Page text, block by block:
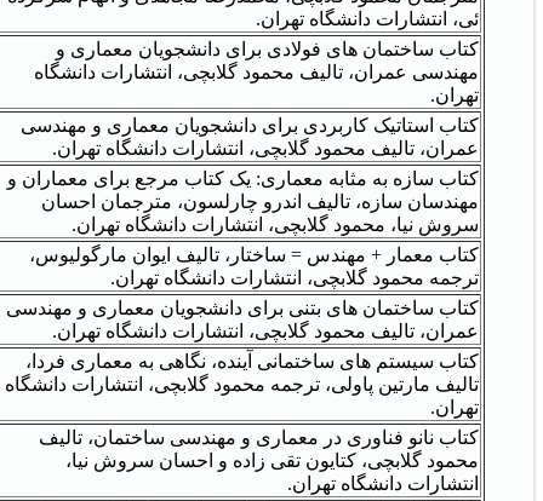
ئی، انتشارات دانشگاه تهران.
کتاب ساختمان های فولادی برای دانشجویان معماری و
مهندسی عمران، تالیف محمود گلابچی، انتشارات دانشگاه
تهران.
کتاب استاتیک کاربردی برای دانشجویان معماری و مهندسی
عمران، تالیف محمود گلابچی، انتشارات دانشگاه تهران.
کتاب سازه به مثابه معماری: یک کتاب مرجع برای معماران و
مهندسان سازه، تالیف اندرو چارلسون، مترجمان احسان
سروش نیا، محمود گلابچی، انتشارات دانشگاه تهران.
کتاب معمار + مهندس = ساختار، تالیف ایوان مارگولیوس،
ترجمه محمود گلابچی، انتشارات دانشگاه تهران.
کتاب ساختمان های بتنی برای دانشجویان معماری و مهندسی
عمران، تالیف محمود گلابچی، انتشارات دانشگاه تهران.
کتاب سیستم های ساختمانی آینده، نگاهی به معماری فردا،
تالیف مارتین پاولی، ترجمه محمود گلابچی، انتشارات دانشگاه
تهران.
کتاب نانو فناوری در معماری و مهندسی ساختمان، تالیف
محمود گلابچی، کتایون تقی زاده و احسان سروش نیا،
انتشارات دانشگاه تهران.